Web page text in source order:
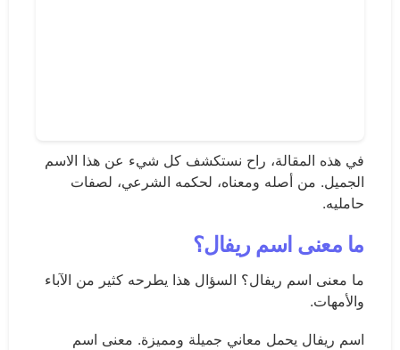
في هذه المقالة، راح نستكشف كل شيء عن هذا الاسم
الجميل. من أصله ومعناه، لحكمه الشرعي، لصفات
حامليه.
ما معنى اسم ريفال؟
ما معنى اسم ريفال؟ السؤال هذا يطرحه كثير من الآباء
والأمهات.
اسم ريفال يحمل معاني جميلة ومميزة. معنى اسم